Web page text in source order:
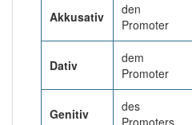
Akkusativ
den
Promoter
Dativ
dem
Promoter
Genitiv
des
Promoters